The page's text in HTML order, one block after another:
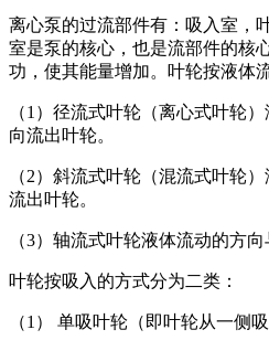
离心泵的过流部件有：吸入室，
室是泵的核心，也是流部件的核
功，使其能量增加。叶轮按液体
（1）径流式叶轮（离心式叶轮
向流出叶轮。
（2）斜流式叶轮（混流式叶轮
流出叶轮。
（3）轴流式叶轮液体流动的方向
叶轮按吸入的方式分为二类：
（1） 单吸叶轮（即叶轮从一侧